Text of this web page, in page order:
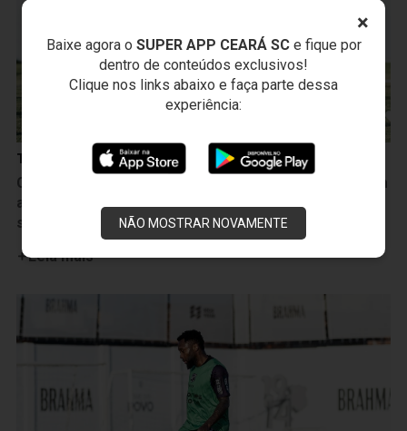
×
Baixe agora o SUPER APP CEARÁ SCe fique por
dentro de conteúdos exclusivos!
Clique nos links abaixo e faça parte dessa
experiência:
NÃO MOSTRAR NOVAMENTE
Treinos
Ceará realiza sua última atividade antes do duelo com
a Ponte Preta e está pronto para o confronto desta
sexta-feira, 7
Leia mais